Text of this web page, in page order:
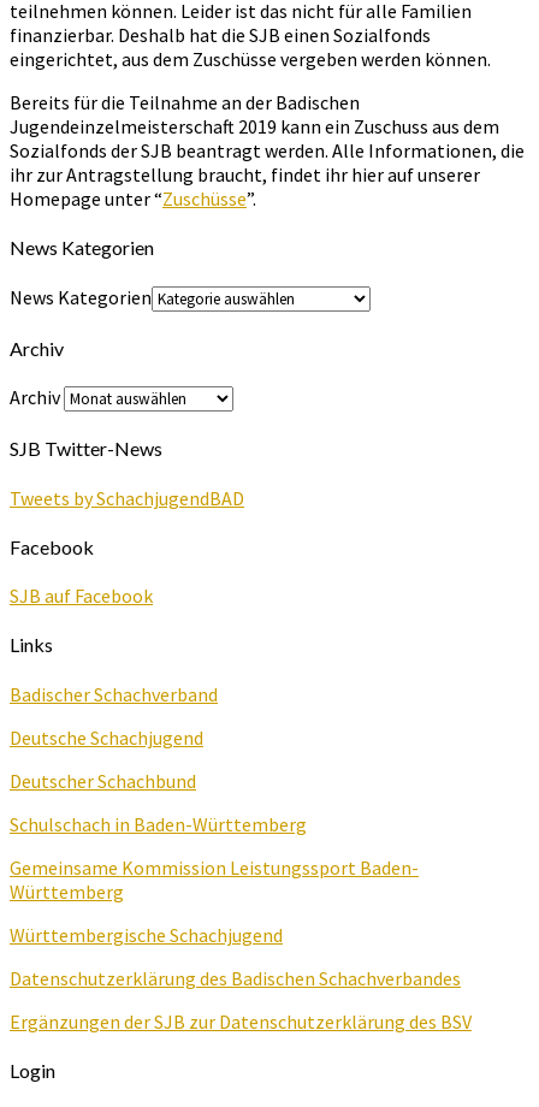
teilnehmen können. Leider ist das nicht für alle Familien
finanzierbar. Deshalb hat die SJB einen Sozialfonds
eingerichtet, aus dem Zuschüsse vergeben werden können.
Bereits für die Teilnahme an der Badischen
Jugendeinzelmeisterschaft 2019 kann ein Zuschuss aus dem
Sozialfonds der SJB beantragt werden. Alle Informationen, die
ihr zur Antragstellung braucht, findet ihr hier auf unserer
Homepage unter “Zuschüsse”.
News Kategorien
News Kategorien
Archiv
Archiv
SJB Twitter-News
Tweets by SchachjugendBAD
Facebook
SJB auf Facebook
Links
Badischer Schachverband
Deutsche Schachjugend
Deutscher Schachbund
Schulschach in Baden-Württemberg
Gemeinsame Kommission Leistungssport Baden-
Württemberg
Württembergische Schachjugend
Datenschutzerklärung des Badischen Schachverbandes
Ergänzungen der SJB zur Datenschutzerklärung des BSV
Login